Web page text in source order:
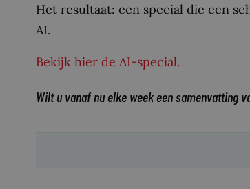
Het resultaat: een special die een
AI.
Bekijk hier de AI-special.
Wilt u vanaf nu elke week een samenvatting